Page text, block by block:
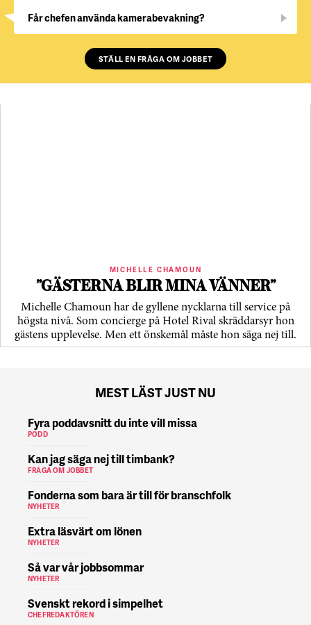
Får chefen använda kamerabevakning?
STÄLL EN FRÅGA OM JOBBET
MICHELLE CHAMOUN
”GÄSTERNA BLIR MINA VÄNNER”
Michelle Chamoun har de gyllene nycklarna till service på
högsta nivå. Som concierge på Hotel Rival skräddarsyr hon
gästens upp­levelse. Men ett önskemål måste hon säga nej till.
MEST LÄST JUST NU
Fyra poddavsnitt du inte vill missa
PODD
Kan jag säga nej till timbank?
FRÅGA OM JOBBET
Fonderna som bara är till för branschfolk
NYHETER
Extra läsvärt om lönen
NYHETER
Så var vår jobbsommar
NYHETER
Svenskt rekord i simpelhet
CHEFREDAKTÖREN